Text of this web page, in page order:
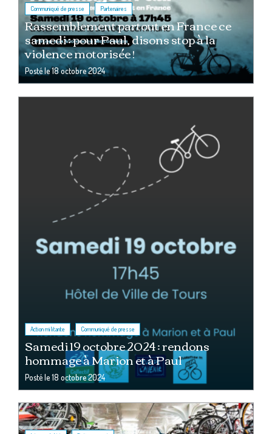
Communiqué de presse , Partenaires
Rassemblement partout en France ce
samedi : pour Paul, disons stop à la
violence motorisée !
Posté le18 octobre 2024
Action militante , Communiqué de presse
Samedi 19 octobre 2024 : rendons
hommage à Marion et à Paul
Posté le18 octobre 2024